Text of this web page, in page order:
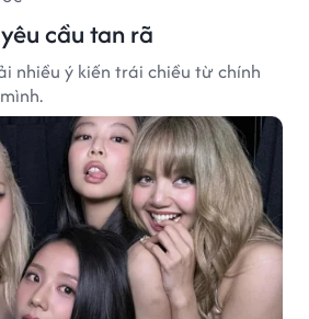
cầu tan rã
nhiều ý kiến trái chiều từ chính